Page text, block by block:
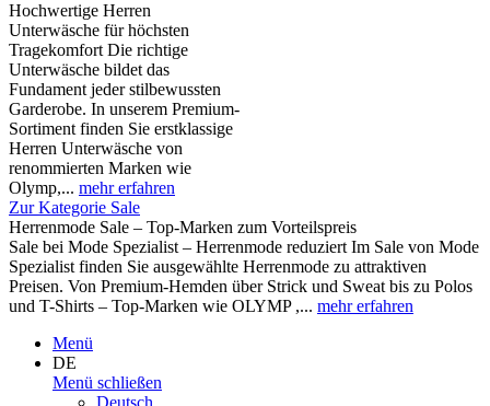
Hochwertige Herren
Unterwäsche für höchsten
Tragekomfort Die richtige
Unterwäsche bildet das
Fundament jeder stilbewussten
Garderobe. In unserem Premium-
Sortiment finden Sie erstklassige
Herren Unterwäsche von
renommierten Marken wie
Olymp,... mehr erfahren
Zur Kategorie Sale
Herrenmode Sale – Top-Marken zum Vorteilspreis
Sale bei Mode Spezialist – Herrenmode reduziert Im Sale von Mode
Spezialist finden Sie ausgewählte Herrenmode zu attraktiven
Preisen. Von Premium-Hemden über Strick und Sweat bis zu Polos
und T-Shirts – Top-Marken wie OLYMP ,... mehr erfahren
Menü
DE
Menü schließen
Deutsch